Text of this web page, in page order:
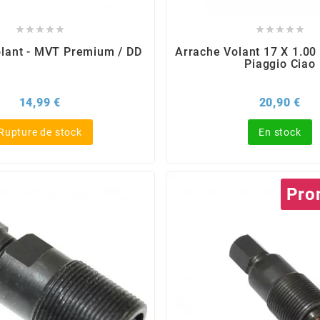
    
- MVT Premium / DD
14,99 €
de stock
    
Arrache Volant 17 X 1.00
Piaggio Ciao
20,90 €
En stock